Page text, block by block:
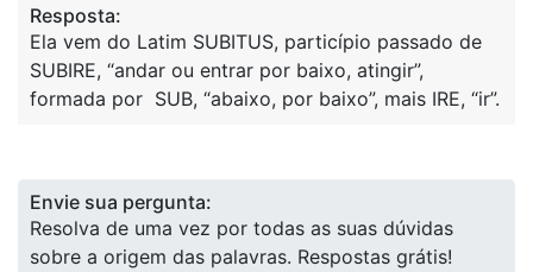
Resposta:
Ela vem do Latim SUBITUS, particípio passado de
SUBIRE, “andar ou entrar por baixo, atingir”,
formada por SUB, “abaixo, por baixo”, mais IRE, “ir”.
Envie sua pergunta:
Resolva de uma vez por todas as suas dúvidas
sobre a origem das palavras. Respostas grátis!